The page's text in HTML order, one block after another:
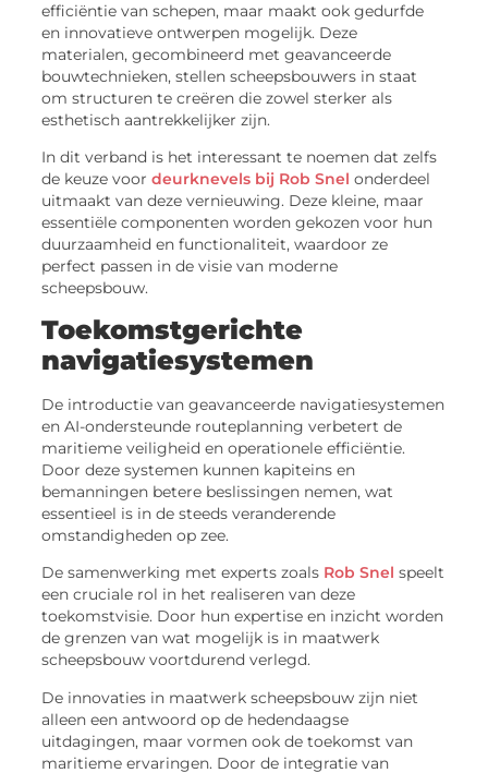
efficiëntie van schepen, maar maakt ook gedurfde
en innovatieve ontwerpen mogelijk. Deze
materialen, gecombineerd met geavanceerde
bouwtechnieken, stellen scheepsbouwers in staat
om structuren te creëren die zowel sterker als
esthetisch aantrekkelijker zijn.
In dit verband is het interessant te noemen dat zelfs
de keuze voordeurknevels bij Rob Snel onderdeel
uitmaakt van deze vernieuwing. Deze kleine, maar
essentiële componenten worden gekozen voor hun
duurzaamheid en functionaliteit, waardoor ze
perfect passen in de visie van moderne
scheepsbouw.
Toekomstgerichte
navigatiesystemen
De introductie van geavanceerde navigatiesystemen
en AI-ondersteunde routeplanning verbetert de
maritieme veiligheid en operationele efficiëntie.
Door deze systemen kunnen kapiteins en
bemanningen betere beslissingen nemen, wat
essentieel is in de steeds veranderende
omstandigheden op zee.
De samenwerking met experts zoals Rob Snel speelt
een cruciale rol in het realiseren van deze
toekomstvisie. Door hun expertise en inzicht worden
de grenzen van wat mogelijk is in maatwerk
scheepsbouw voortdurend verlegd.
De innovaties in maatwerk scheepsbouw zijn niet
alleen een antwoord op de hedendaagse
uitdagingen, maar vormen ook de toekomst van
maritieme ervaringen. Door de integratie van